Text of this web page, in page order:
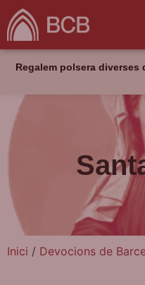
Regalem polsera
Inici / Devocions de